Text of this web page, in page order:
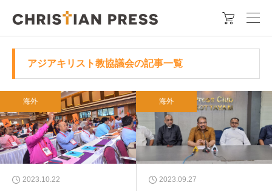

アジアキリスト教協議会の記事一覧
海外
2023.10.22
海外
2023.09.27